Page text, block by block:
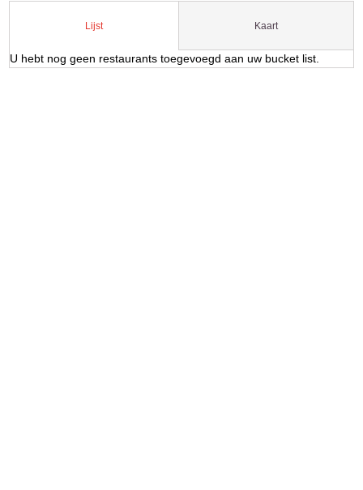
Lijst Kaart
U hebt nog geen restaurants toegevoegd aan uw bucket list.